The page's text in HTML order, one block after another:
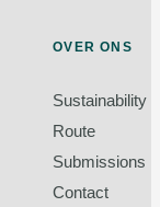
OVER ONS
Sustainability
Route
Submissions
Contact